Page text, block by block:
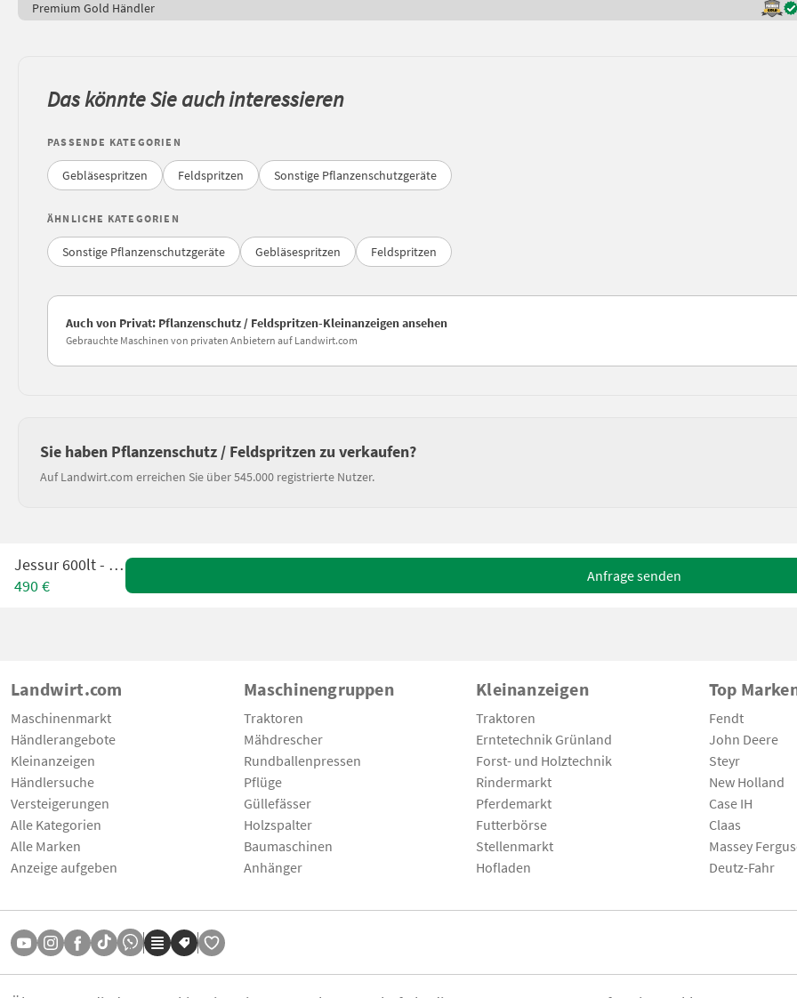
Premium Gold Händler
Das könnte Sie auch interessieren
PASSENDE KATEGORIEN
Gebläsespritzen Feldspritzen Sonstige Pflanzenschutzgeräte
ÄHNLICHE KATEGORIEN
Sonstige Pflanzenschutzgeräte Gebläsespritzen Feldspritzen
Auch von Privat: Pflanzenschutz / Feldspritzen-Kleinanzeigen ansehen
Gebrauchte Maschinen von privaten Anbietern auf Landwirt.com
Sie haben Pflanzenschutz / Feldspritzen zu verkaufen?
Auf Landwirt.com erreichen Sie über 545.000 registrierte Nutzer.
Jessur 600lt - 12m
490 €
Anfrage senden
Landwirt.com
Maschinenmarkt
Händlerangebote
Kleinanzeigen
Händlersuche
Versteigerungen
Alle Kategorien
Alle Marken
Anzeige aufgeben
Maschinengruppen
Traktoren
Mähdrescher
Rundballenpressen
Pflüge
Güllefässer
Holzspalter
Baumaschinen
Anhänger
Kleinanzeigen
Traktoren
Erntetechnik Grünland
Forst- und Holztechnik
Rindermarkt
Pferdemarkt
Futterbörse
Stellenmarkt
Hofladen
Top
Fendt
John Deere
Steyr
New Holland
Case IH
Claas
Massey
Deutz-Fahr